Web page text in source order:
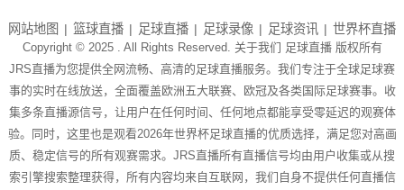
网站地图 篮球直播 足球直播 足球录像 足球资讯 世界杯直播
Copyright © 2025 . All Rights Reserved. 关于我们 足球直播版权所有
JRS直播为您提供全网流畅、高清的足球直播服务。我们专注于全球足球赛
事的实时在线放送，全面覆盖欧洲五大联赛、欧冠及各类国际足球赛事。收
集多条直播源信号，让用户在任何时间、任何地点都能享受零延迟的观赛体
验。同时，这里也是观看2026年世界杯足球直播的优质选择，满足您对高画
质、稳定信号的所有观赛需求。JRS直播所有直播信号均由用户收集或从搜
索引擎搜索整理获得，所有内容均来自互联网，我们自身不提供任何直播信